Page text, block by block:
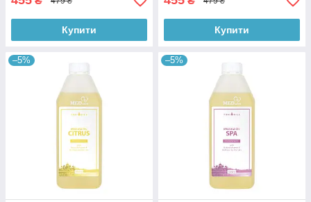
Купити Купити
–5% –5%